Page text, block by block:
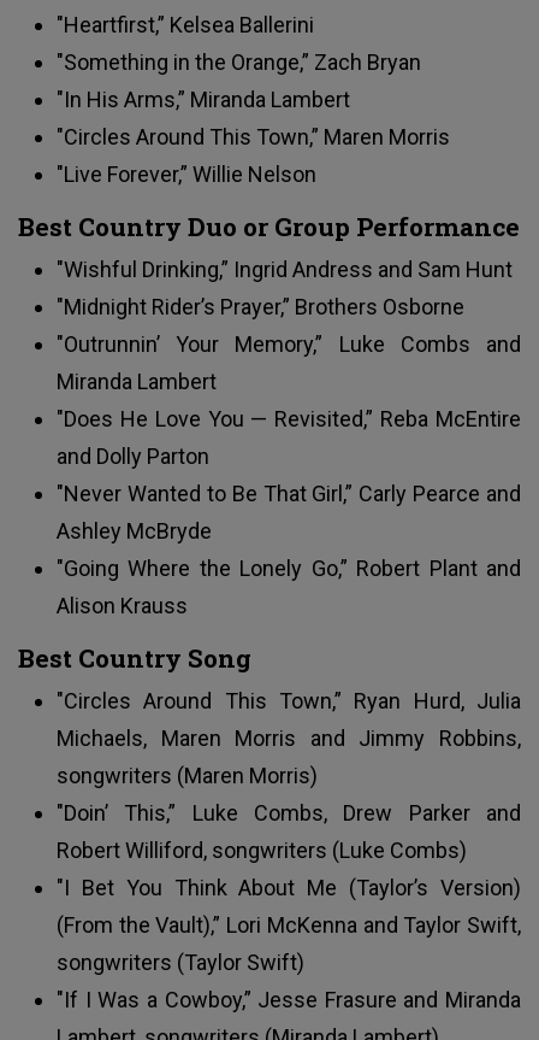
"Heartfirst,” Kelsea Ballerini
"Something in the Orange,” Zach Bryan
"In His Arms,” Miranda Lambert
"Circles Around This Town,” Maren Morris
"Live Forever,” Willie Nelson
Best Country Duo or Group Performance
"Wishful Drinking,” Ingrid Andress and Sam Hunt
"Midnight Rider’s Prayer,” Brothers Osborne
"Outrunnin’ Your Memory,” Luke Combs and
Miranda Lambert
"Does He Love You — Revisited,” Reba McEntire
and Dolly Parton
"Never Wanted to Be That Girl,” Carly Pearce and
Ashley McBryde
"Going Where the Lonely Go,” Robert Plant and
Alison Krauss
Best Country Song
"Circles Around This Town,” Ryan Hurd, Julia
Michaels, Maren Morris and Jimmy Robbins,
songwriters (Maren Morris)
"Doin’ This,” Luke Combs, Drew Parker and
Robert Williford, songwriters (Luke Combs)
"I Bet You Think About Me (Taylor’s Version)
(From the Vault),” Lori McKenna and Taylor Swift,
songwriters (Taylor Swift)
"If I Was a Cowboy,” Jesse Frasure and Miranda